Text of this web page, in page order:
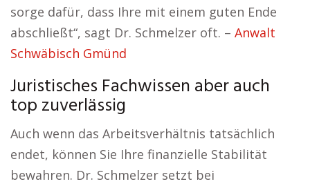
sorge dafür, dass Ihre mit einem guten Ende
abschließt“, sagt Dr. Schmelzer oft. – Anwalt
Schwäbisch Gmünd
Juristisches Fachwissen aber auch
top zuverlässig
Auch wenn das Arbeitsverhältnis tatsächlich
endet, können Sie Ihre finanzielle Stabilität
bewahren. Dr. Schmelzer setzt bei